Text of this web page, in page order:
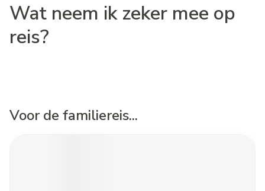
Wat neem ik zeker mee op
reis?
Voor de familiereis...